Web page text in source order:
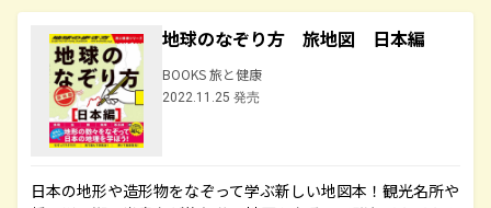
地球のなぞり方 旅地図 日本編
BOOKS 旅と健康
2022.11.25 発売
日本の地形や造形物をなぞって学ぶ新しい地図本！観光名所や